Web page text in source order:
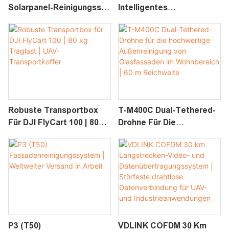
Solarpanel-Reinigungsset
Agrardrohnen |
Hochdruck-PV-
Reinigungssystem
Intelligentes
M Für DJI Matrice 400
Drohnen
Robuste Transportbox
Für DJI FlyCart 100 | 80
Transportkoffer
T-M400C Dual-Tethered-
Drohne Für Die
Außenreinigung Von
Glasfassaden Im
Wohnbereich | 60 M
Reichweite
P3 (T50)
VDLINK COFDM 30 Km